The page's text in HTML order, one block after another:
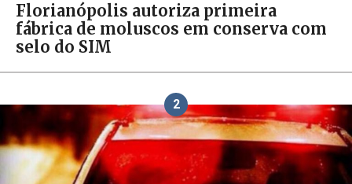
Florianópolis autoriza primeira
fábrica de moluscos em conserva com
selo do SIM
2